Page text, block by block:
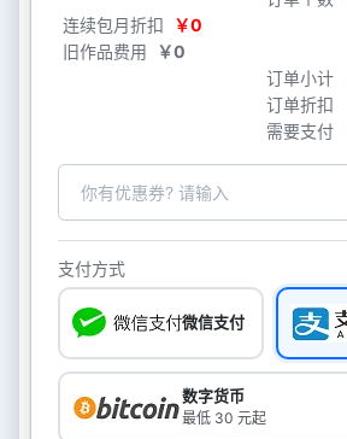
连续包月折扣
￥0
旧作品费用
￥0
订单小计
订单折扣
需要支付
支付方式
微信支付
数字货币
最低 30 元起